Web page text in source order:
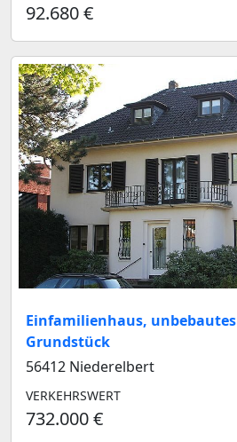
92.680 €
Einfamilienhaus, unbebautes
Grundstück
56412 Niederelbert
VERKEHRSWERT
732.000 €